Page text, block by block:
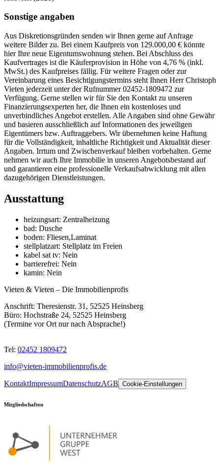
Sonstige angaben
Aus Diskretionsgründen senden wir Ihnen gerne auf Anfrage
weitere Bilder zu. Bei einem Kaufpreis von 129.000,00 € könnte
hier Ihre neue Eigentumswohnung stehen. Bei Abschluss des
Kaufvertrages ist die Käuferprovision in Höhe von 4,76 % (inkl.
MwSt.) des Kaufpreises fällig. Für weitere Fragen oder zur
Vereinbarung eines Besichtigungstermins steht Ihnen Herr Christoph
Vieten jederzeit unter der Rufnummer 02452-1809472 zur
Verfügung. Gerne stellen wir für Sie den Kontakt zu unseren
Finanzierungsexperten her, die Ihnen ein kostenloses und
unverbindliches Angebot erstellen. Alle Angaben sind ohne Gewähr
und basieren ausschließlich auf Informationen des jeweiligen
Eigentümers bzw. Auftraggebers. Wir übernehmen keine Haftung
für die Vollständigkeit, inhaltliche Richtigkeit und Aktualität dieser
Angaben. Irrtum und Zwischenverkauf bleiben vorbehalten. Gerne
nehmen wir auch Ihre Immobilie in unseren Angebotsbestand auf
und garantieren eine professionelle Verkaufsabwicklung mit allen
dazugehörigen Dienstleistungen.
Ausstattung
heizungsart: Zentralheizung
bad: Dusche
boden: Fliesen,Laminat
stellplatzart: Stellplatz im Freien
kabel sat tv: Nein
barrierefrei: Nein
kamin: Nein
Vieten & Vieten – Die Immobilienprofis
Anschrift: Theresienstr. 31, 52525 Heinsberg
Büro: Hochstraße 24, 52525 Heinsberg
(Termine vor Ort nur nach Absprache!)
Tel: 02452 1809472
info@vieten-immobilienprofis.de
KontaktImpressumDatenschutzAGB Cookie-Einstellungen
Mitgliedschaften